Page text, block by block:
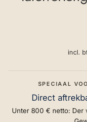
incl.
SPECIAAL
Direct
Unter 800 € netto: Der